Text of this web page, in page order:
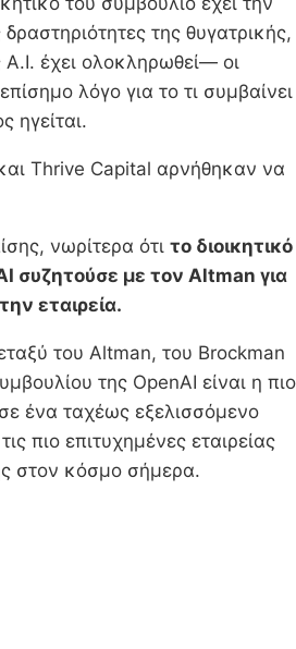
δραστηριότητες της θυγατρικής,
έχει ολοκληρωθεί— οι
λόγο για το τι συμβαίνει
ηγείται.
Thrive Capital αρνήθηκαν να
νωρίτερα ότι το διοικητικό
συζητούσε με τον Altman για
εταιρεία.
του Altman, του Brockman
της OpenAI είναι η πιο
ένα ταχέως εξελισσόμενο
πιο επιτυχημένες εταιρείας
στον κόσμο σήμερα.